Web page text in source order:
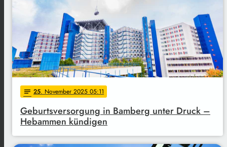
notes 25. November 2025 05:11
Geburtsversorgung in Bamberg unter Druck –
Hebammen kündigen